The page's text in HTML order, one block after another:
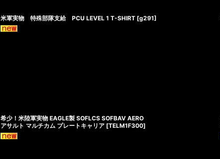
米軍実物 特殊部隊支給 PCU LEVEL 1 T-SHIRT [g291]
希少！米陸軍実物 EAGLE製 SOFLCS SOFBAV AERO
アサルト マルチカム プレートキャリア [TELM1F300]